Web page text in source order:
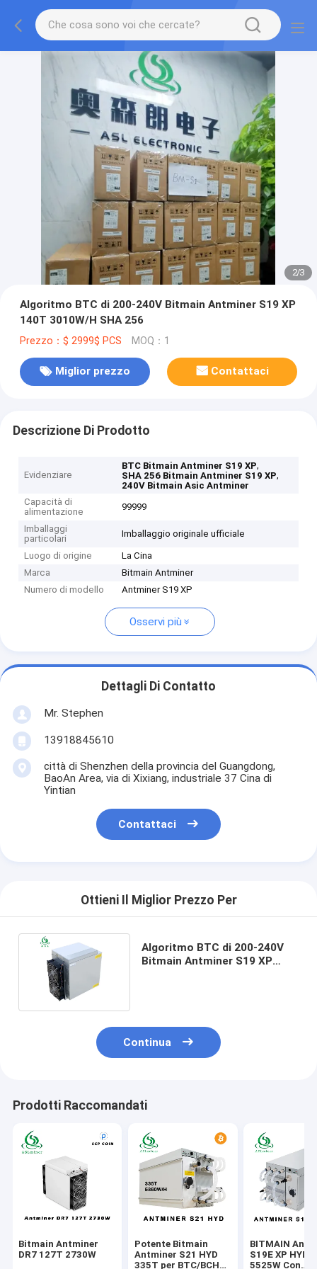
2/3
Algoritmo BTC di 200-240V Bitmain Antminer S19 XP
140T 3010W/H SHA 256
Prezzo：$ 2999$ PCS MOQ：1
Miglior prezzo Contattaci
Descrizione Di Prodotto
Evidenziare
BTC Bitmain Antminer S19 XP,
SHA 256 Bitmain Antminer S19 XP,
240V Bitmain Asic Antminer
Capacità di
alimentazione
99999
Imballaggi
particolari
Imballaggio originale ufficiale
Luogo di origine
La Cina
Marca
Bitmain Antminer
Numero di modello
Antminer S19 XP
Osservi più
Dettagli Di Contatto
Mr. Stephen
13918845610
città di Shenzhen della provincia del Guangdong,
BaoAn Area, via di Xixiang, industriale 37 Cina di
Yintian
Contattaci
Ottieni Il Miglior Prezzo Per
Algoritmo BTC di 200-240V
Bitmain Antminer S19 XP
Continua
Prodotti Raccomandati
Bitmain Antminer
DR7 127T 2730W
Potente Bitmain
Antminer S21 HYD
335T per BTC/BCH
BITMAIN
S19E XP HYD
5525W Con